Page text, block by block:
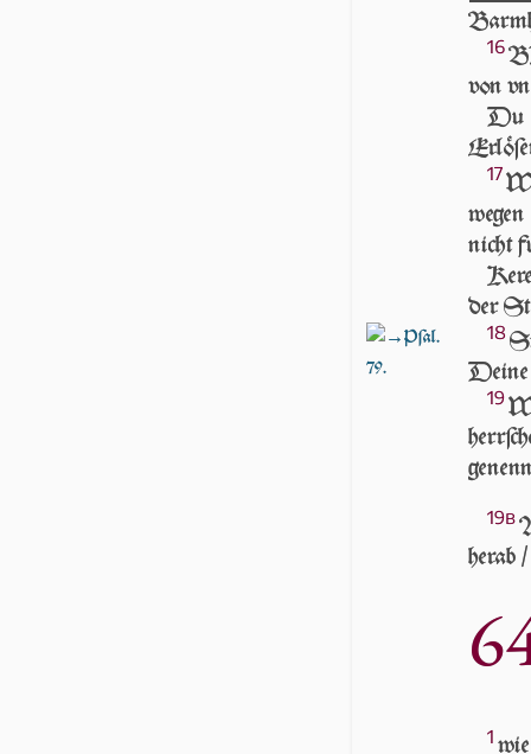
16
von
Du
17
nicht
der
Pſal.
79.
18
Deine
19
19b
herab
1